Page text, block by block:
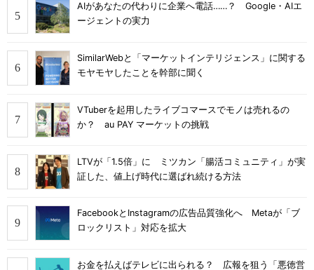
AIがあなたの代わりに企業へ電話……？ Google・AIエ
ージェントの実力
SimilarWebと「マーケットインテリジェンス」に関する
モヤモヤしたことを幹部に聞く
VTuberを起用したライブコマースでモノは売れるの
か？ au PAY マーケットの挑戦
LTVが「1.5倍」に ミツカン「腸活コミュニティ」が実
証した、値上げ時代に選ばれ続ける方法
FacebookとInstagramの広告品質強化へ Metaが「ブ
ロックリスト」対応を拡大
お金を払えばテレビに出られる？ 広報を狙う「悪徳営